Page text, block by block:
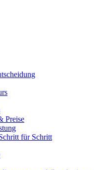
Preise
für Schritt